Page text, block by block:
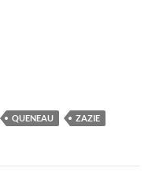
QUENEAU ZAZIE